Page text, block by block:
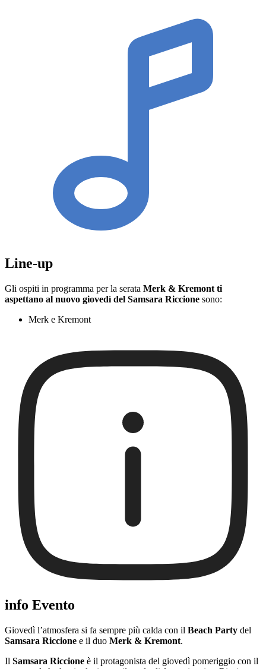
Line-up
Gli ospiti in programma per la serata Merk & Kremont ti
aspettano al nuovo giovedì del Samsara Riccione sono:
Merk e Kremont
info Evento
Giovedì l’atmosfera si fa sempre più calda con il Beach Party del
Samsara Riccione e il duo Merk & Kremont.
Il Samsara Riccione è il protagonista del giovedì pomeriggio con il